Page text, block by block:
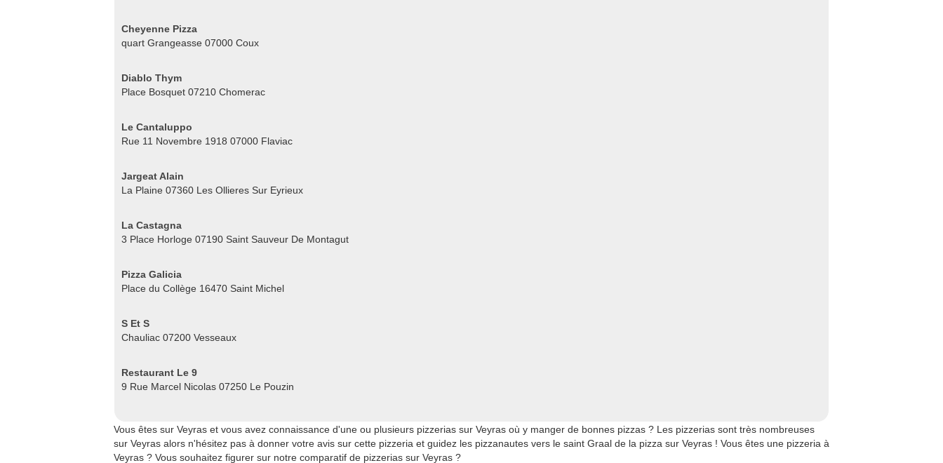
Cheyenne Pizza
quart Grangeasse 07000 Coux
Diablo Thym
Place Bosquet 07210 Chomerac
Le Cantaluppo
Rue 11 Novembre 1918 07000 Flaviac
Jargeat Alain
La Plaine 07360 Les Ollieres Sur Eyrieux
La Castagna
3 Place Horloge 07190 Saint Sauveur De Montagut
Pizza Galicia
Place du Collège 16470 Saint Michel
S Et S
Chauliac 07200 Vesseaux
Restaurant Le 9
9 Rue Marcel Nicolas 07250 Le Pouzin
Vous êtes sur Veyras et vous avez connaissance d'une ou plusieurs pizzerias sur Veyras où y manger de bonnes pizzas ? Les pizzerias sont très nombreuses
sur Veyras alors n'hésitez pas à donner votre avis sur cette pizzeria et guidez les pizzanautes vers le saint Graal de la pizza sur Veyras ! Vous êtes une pizzeria à
Veyras ? Vous souhaitez figurer sur notre comparatif de pizzerias sur Veyras ?